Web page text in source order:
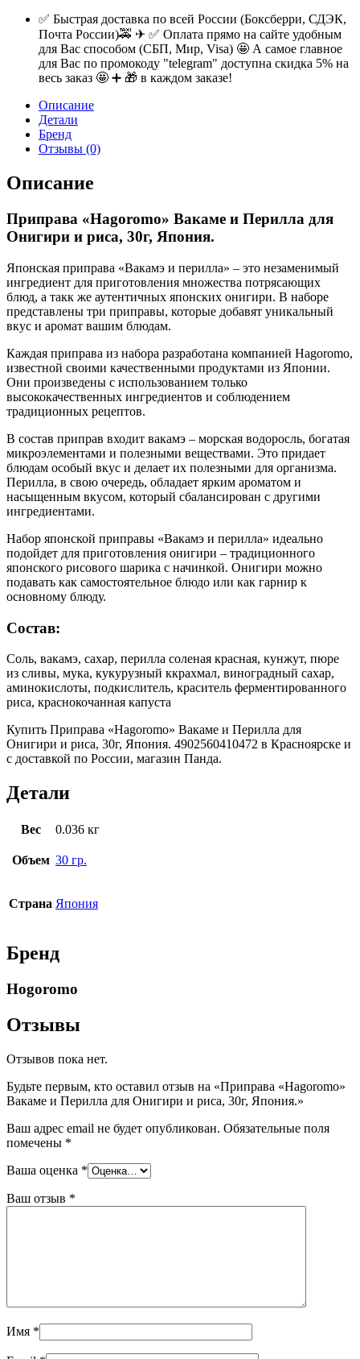
✅ Быстрая доставка по всей России (Боксберри, СДЭК,
Почта России)🚕 ✈ ✅ Оплата прямо на сайте удобным
для Вас способом (СБП, Мир, Visa) 🤩 А самое главное
для Вас по промокоду "telegram" доступна скидка 5% на
весь заказ 🤩 ➕ 🎁 в каждом заказе!
Описание
Детали
Бренд
Отзывы (0)
Описание
Приправа «Hagoromo» Вакаме и Перилла для
Онигири и риса, 30г, Япония.
Японская приправа «Вакамэ и перилла» – это незаменимый
ингредиент для приготовления множества потрясающих
блюд, а такк же аутентичных японских онигири. В наборе
представлены три приправы, которые добавят уникальный
вкус и аромат вашим блюдам.
Каждая приправа из набора разработана компанией Hagoromo,
известной своими качественными продуктами из Японии.
Они произведены с использованием только
высококачественных ингредиентов и соблюдением
традиционных рецептов.
В состав приправ входит вакамэ – морская водоросль, богатая
микроэлементами и полезными веществами. Это придает
блюдам особый вкус и делает их полезными для организма.
Перилла, в свою очередь, обладает ярким ароматом и
насыщенным вкусом, который сбалансирован с другими
ингредиентами.
Набор японской приправы «Вакамэ и перилла» идеально
подойдет для приготовления онигири – традиционного
японского рисового шарика с начинкой. Онигири можно
подавать как самостоятельное блюдо или как гарнир к
основному блюду.
Состав:
Соль, вакамэ, сахар, перилла соленая красная, кунжут, пюре
из сливы, мука, кукурузный ккрахмал, виноградный сахар,
аминокислоты, подкислитель, краситель ферментированного
риса, краснокочанная капуста
Купить Приправа «Hagoromo» Вакаме и Перилла для
Онигири и риса, 30г, Япония. 4902560410472 в Красноярске и
с доставкой по России, магазин Панда.
Детали
Вес 0.036 кг
Объем 30 гр.
Страна Япония
Бренд
Hogoromo
Отзывы
Отзывов пока нет.
Будьте первым, кто оставил отзыв на «Приправа «Hagoromo»
Вакаме и Перилла для Онигири и риса, 30г, Япония.»
Ваш адрес email не будет опубликован. Обязательные поля
помечены *
Ваша оценка *
Ваш отзыв *
Имя *